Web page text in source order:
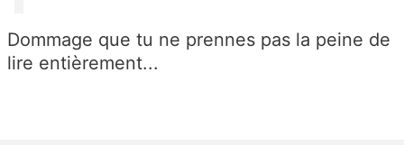
Dommage que tu ne prennes pas la peine de
lire entièrement...